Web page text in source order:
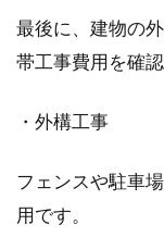
最後に、建物の
帯工事費用を確認
・外構工事
フェンスや駐車
用です。